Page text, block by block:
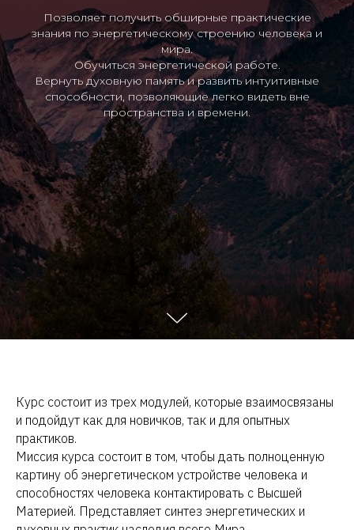
Позволяет получить обширные практические
знания по энергетическому строению человека и
мира.
Обучиться энергетической работе.
Вернуть духовную память и развить интуитивные
способности, позволяющие легко видеть вне
пространства и времени.
Курс состоит из трех модулей, которые взаимосвязаны
и подойдут как для новичков, так и для опытных
практиков.
Миссия курса состоит в том, чтобы дать полноценную
картину об энергетическом устройстве человека и
способностях человека контактировать с Высшей
Материей. Представляет синтез энергетических и